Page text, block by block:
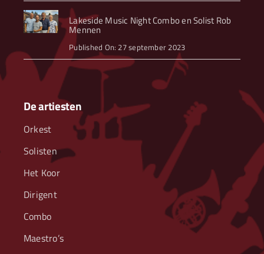
Lakeside Music Night Combo en Solist Rob
Mennen
Published On: 27 september 2023
De artiesten
Orkest
Solisten
Het Koor
Dirigent
Combo
Maestro’s